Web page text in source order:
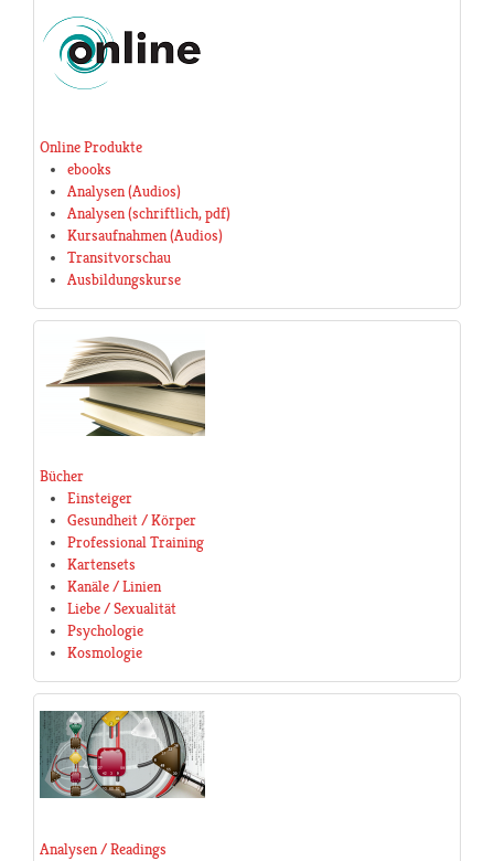
Online Produkte
ebooks
Analysen (Audios)
Analysen (schriftlich, pdf)
Kursaufnahmen (Audios)
Transitvorschau
Ausbildungskurse
Bücher
Einsteiger
Gesundheit / Körper
Professional Training
Kartensets
Kanäle / Linien
Liebe / Sexualität
Psychologie
Kosmologie
Analysen / Readings